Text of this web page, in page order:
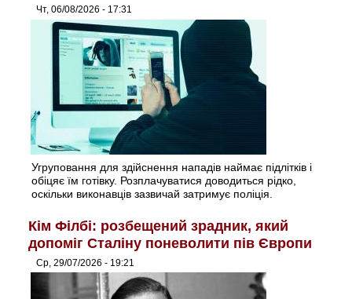
Чт, 06/08/2026 - 17:31
Угруповання для здійснення нападів наймає підлітків і
обіцяє їм готівку. Розплачуватися доводиться рідко,
оскільки виконавців зазвичай затримує поліція.
Кім Філбі: розбещений зрадник, який
допоміг Сталіну поневолити пів Європи
Ср, 29/07/2026 - 19:21